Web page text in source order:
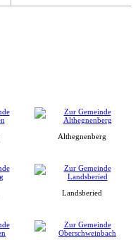
Althegnenberg
Landsberied